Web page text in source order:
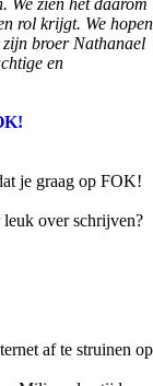
We zien het daarom
rol krijgt. We hopen
broer Nathanael
en
je graag op FOK!
over schrijven?
af te struinen op